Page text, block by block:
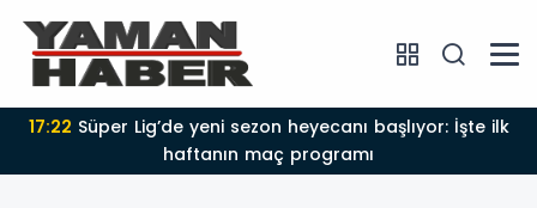
17:22
haftanın maç programı